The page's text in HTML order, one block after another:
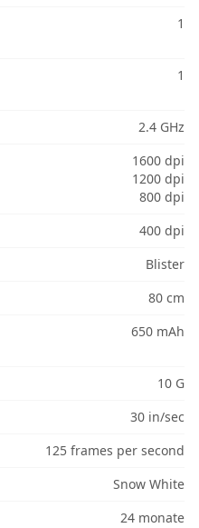
1
1
2.4 GHz
1600 dpi
1200 dpi
800 dpi
400 dpi
Blister
80 cm
650 mAh
10 G
30 in/sec
125 frames per second
Snow White
24 monate